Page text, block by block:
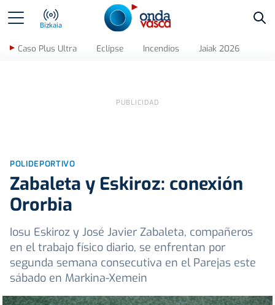
Bizkaia
Caso Plus Ultra Eclipse Incendios Jaiak 2026
POLIDEPORTIVO
Zabaleta y Eskiroz: conexión
Ororbia
Iosu Eskiroz y José Javier Zabaleta, compañeros
en el trabajo físico diario, se enfrentan por
segunda semana consecutiva en el Parejas este
sábado en Markina-Xemein